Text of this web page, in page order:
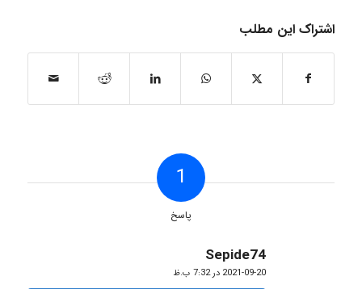
اشتراک این مطلب
1
پاسخ
Sepide74
گفته:
2021-09-20 در 7:32 ب.ظ